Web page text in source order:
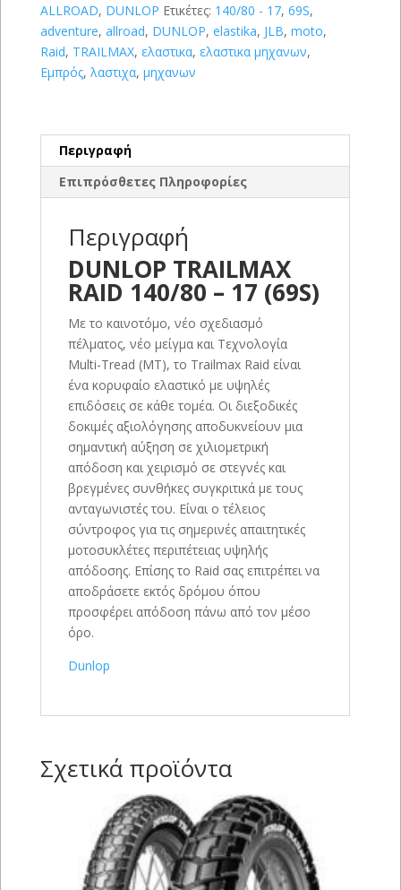
ποσότητα
ALLROAD, DUNLOP Ετικέτες: 140/80 - 17, 69S,
adventure, allroad, DUNLOP, elastika, JLB, moto,
Raid, TRAILMAX, ελαστικα, ελαστικα μηχανων,
Εμπρός, λαστιχα, μηχανων
Περιγραφή
Επιπρόσθετες Πληροφορίες
Περιγραφή
DUNLOP TRAILMAX
RAID 140/80 – 17 (69S)
Με το καινοτόμο, νέο σχεδιασμό
πέλματος, νέο μείγμα και Τεχνολογία
Multi-Tread (MT), το Trailmax Raid είναι
ένα κορυφαίο ελαστικό με υψηλές
επιδόσεις σε κάθε τομέα. Οι διεξοδικές
δοκιμές αξιολόγησης αποδυκνείουν μια
σημαντική αύξηση σε χιλιομετρική
απόδοση και χειρισμό σε στεγνές και
βρεγμένες συνθήκες συγκριτικά με τους
ανταγωνιστές του. Είναι ο τέλειος
σύντροφος για τις σημερινές απαιτητικές
μοτοσυκλέτες περιπέτειας υψηλής
απόδοσης. Επίσης το Raid σας επιτρέπει να
αποδράσετε εκτός δρόμου όπου
προσφέρει απόδοση πάνω από τον μέσο
όρο.
Dunlop
Σχετικά προϊόντα